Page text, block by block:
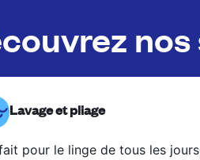
Lavage et pliage
pour le linge de tous les